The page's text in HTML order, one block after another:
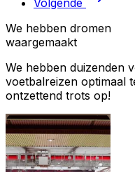
Volgende
We hebben dromen
waargemaakt
We hebben duizenden
voetbalreizen optimaal
ontzettend trots op!